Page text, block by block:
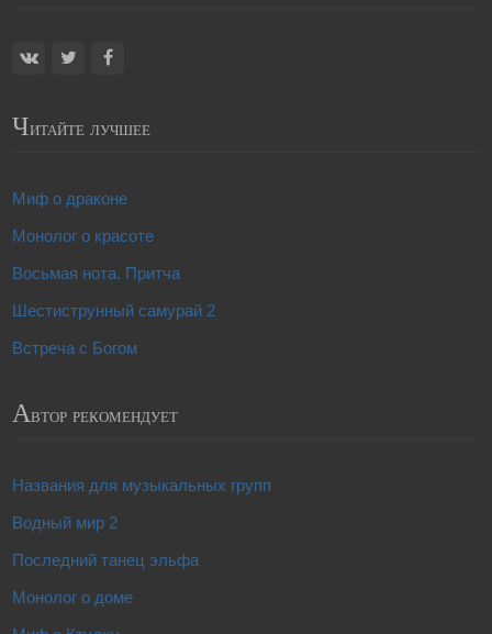
Читайте лучшее
Миф о драконе
Монолог о красоте
Восьмая нота. Притча
Шестиструнный самурай 2
Встреча с Богом
Автор рекомендует
Названия для музыкальных групп
Водный мир 2
Последний танец эльфа
Монолог о доме